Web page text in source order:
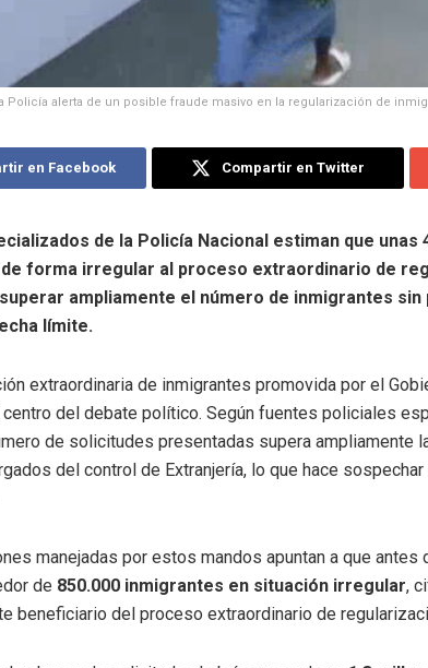
Policía alerta de un posible fraude masivo en la regularización de
en Facebook Compartir en Twitter
de la Policía Nacional estiman que unas
forma irregular al proceso extraordinario de
ampliamente el número de inmigrantes sin
límite.
extraordinaria de inmigrantes promovida por el
del debate político. Según fuentes policiales
de solicitudes presentadas supera ampliamente
del control de Extranjería, lo que hace
manejadas por estos mandos apuntan a que antes
de 850.000 inmigrantes en situación irregular,
beneficiario del proceso extraordinario de